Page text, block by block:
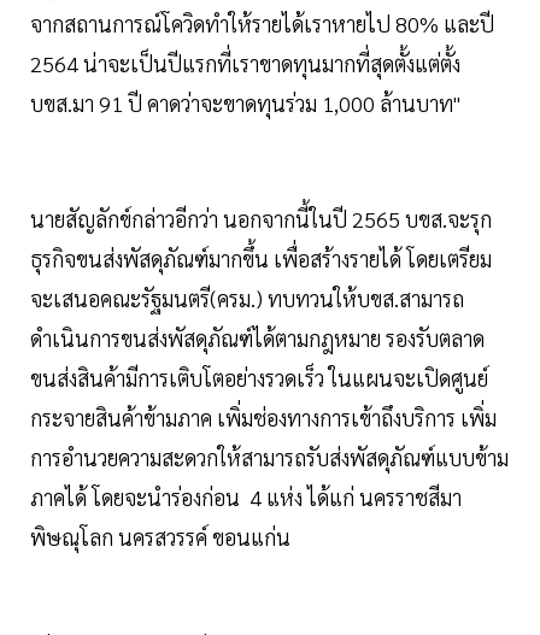
จากสถานการณ์โควิดทำให้รายได้เราหายไป 80% และปี
2564 น่าจะเป็นปีแรกที่เราขาดทุนมากที่สุดตั้งแต่ตั้ง
บขส.มา 91 ปี คาดว่าจะขาดทุนร่วม 1,000 ล้านบาท"
นายสัญลักข์กล่าวอีกว่า นอกจากนี้ในปี 2565 บขส.จะรุก
ธุรกิจขนส่งพัสดุภัณฑ์มากขึ้น เพื่อสร้างรายได้ โดยเตรียม
จะเสนอคณะรัฐมนตรี(ครม.) ทบทวนให้บขส.สามารถ
ดำเนินการขนส่งพัสดุภัณฑ์ได้ตามกฎหมาย รองรับตลาด
ขนส่งสินค้ามีการเติบโตอย่างรวดเร็ว ในแผนจะเปิดศูนย์
กระจายสินค้าข้ามภาค เพิ่มช่องทางการเข้าถึงบริการ เพิ่ม
การอำนวยความสะดวกให้สามารถรับส่งพัสดุภัณฑ์แบบข้าม
ภาคได้ โดยจะนำร่องก่อน 4 แห่ง ได้แก่ นครราชสีมา
พิษณุโลก นครสวรรค์ ขอนแก่น